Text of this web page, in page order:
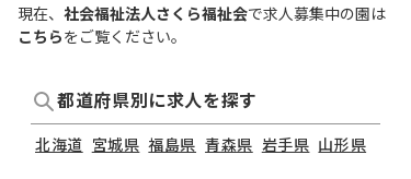
現在、 社会福祉法人さくら福祉会で求人募集中の園は
こちらをご覧ください。
都道府県別に求人を探す
北海道 宮城県 福島県 青森県 岩手県 山形県